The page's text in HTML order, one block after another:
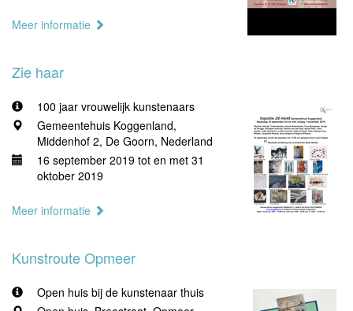
Meer informatie
Zie haar
100 jaar vrouwelijk kunstenaars
Gemeentehuis Koggenland,
Middenhof 2, De Goorn, Nederland
16 september 2019 tot en met 31
oktober 2019
Meer informatie
Kunstroute Opmeer
Open huis bij de kunstenaar thuis